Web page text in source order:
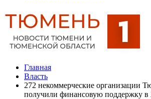
Главная
Власть
272 некоммерческие организации
получили финансовую поддержку в